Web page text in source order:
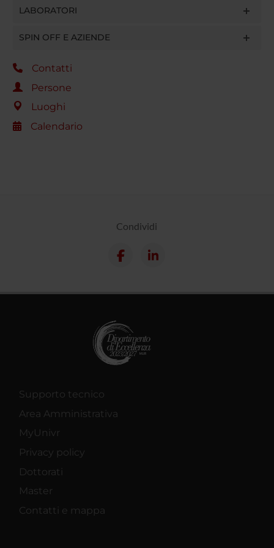
LABORATORI
SPIN OFF E AZIENDE
Contatti
Persone
Luoghi
Calendario
Condividi
Supporto tecnico
Area Amministrativa
MyUnivr
Privacy policy
Dottorati
Master
Contatti e mappa